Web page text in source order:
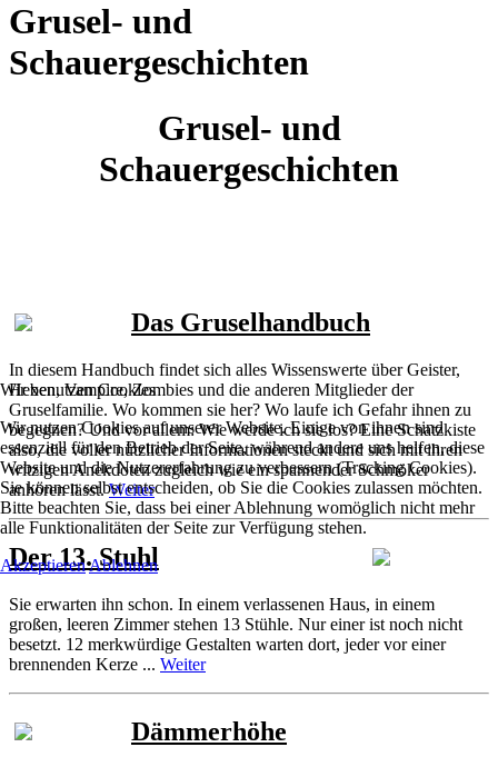
Grusel- und
Schauergeschichten
Grusel- und
Schauergeschichten
Das Gruselhandbuch
In diesem Handbuch findet sich alles Wissenswerte über Geister,
Hexen, Vampire, Zombies und die anderen Mitglieder der
Gruselfamilie. Wo kommen sie her? Wo laufe ich Gefahr ihnen zu
begegnen? Und vor allem: Wie werde ich sie los? Eine Schatzkiste
also, die voller nützlicher Informationen steckt und sich mit ihren
witzigen Anekdoten zugleich wie ein spannender Schmöker
anhören lässt.Weiter
Der 13. Stuhl
Sie erwarten ihn schon. In einem verlassenen Haus, in einem
großen, leeren Zimmer stehen 13 Stühle. Nur einer ist noch nicht
besetzt. 12 merkwürdige Gestalten warten dort, jeder vor einer
brennenden Kerze ... Weiter
Dämmerhöhe
Wir benutzen Cookies
Wir nutzen Cookies auf unserer Website. Einige von ihnen sind
essenziell für den Betrieb der Seite, während andere uns helfen, diese
Website und die Nutzererfahrung zu verbessern (Tracking Cookies).
Sie können selbst entscheiden, ob Sie die Cookies zulassen möchten.
Bitte beachten Sie, dass bei einer Ablehnung womöglich nicht mehr
alle Funktionalitäten der Seite zur Verfügung stehen.
AkzeptierenAblehnen